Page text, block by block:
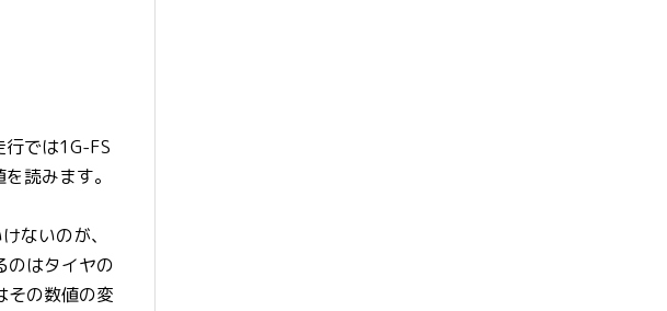
では1G-FS
読みます。
ないのが、
のはタイヤの
その数値の変